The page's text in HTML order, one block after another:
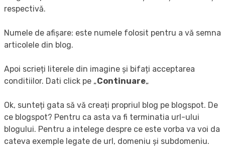
respectivă.
Numele de afișare: este numele folosit pentru a vă semna
articolele din blog.
Apoi scrieți literele din imagine și bifați acceptarea
conditiilor. Dati click pe „Continuare„
Ok, sunteți gata să vă creați propriul blog pe blogspot. De
ce blogspot? Pentru ca asta va fi terminatia url-ului
blogului. Pentru a intelege despre ce este vorba va voi da
cateva exemple legate de url, domeniu și subdomeniu.